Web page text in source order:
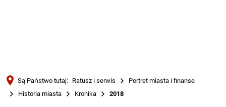
Są Państwo tutaj: Ratusz i serwis
Portret miasta i finanse
Historia miasta
Kronika 2018